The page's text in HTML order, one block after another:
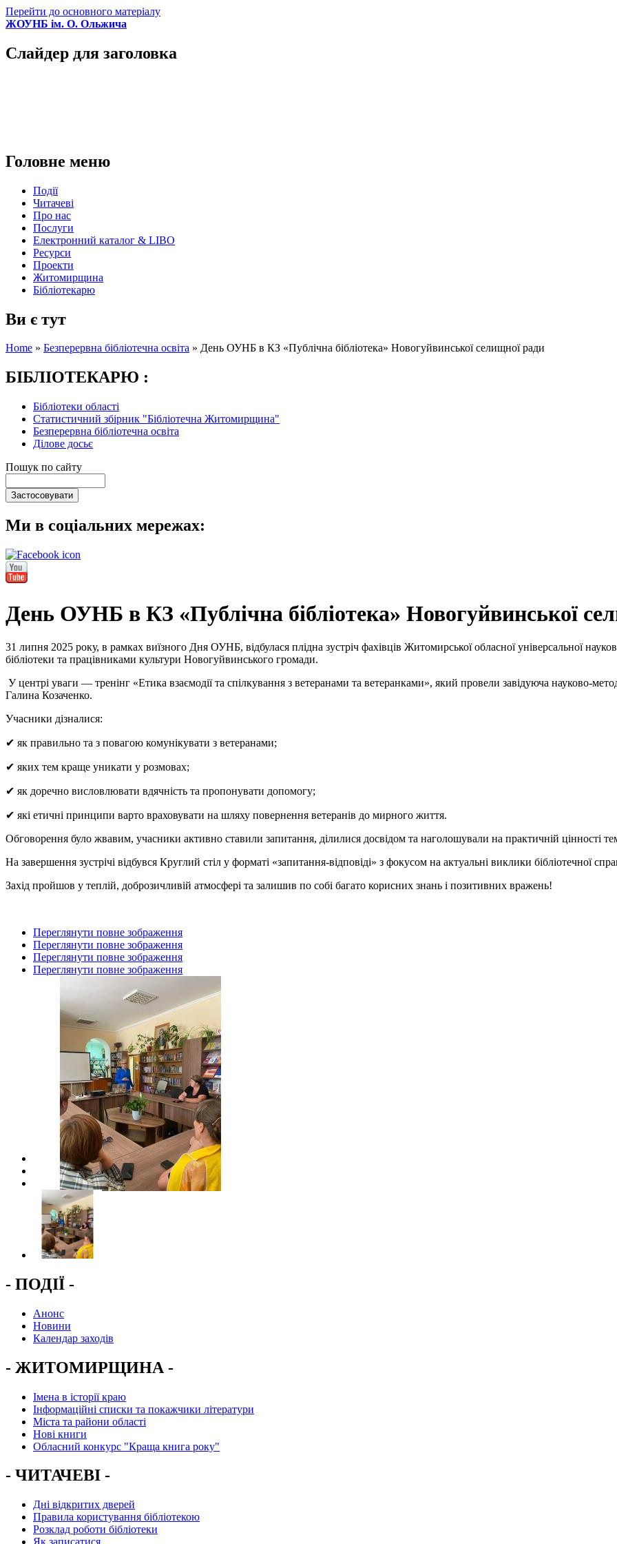
Перейти до основного матеріалу
ЖОУНБ ім. О. Ольжича
Слайдер для заголовка
Головне меню
Події
Читачеві
Про нас
Послуги
Електронний каталог & LIBO
Ресурси
Проекти
Житомирщина
Бібліотекарю
Ви є тут
Home » Безперервна бібліотечна освіта » День ОУНБ в КЗ «Публічна бібліотека» Новогуйвинської селищної ради
БІБЛІОТЕКАРЮ :
Бібліотеки області
Статистичний збірник "Бібліотечна Житомирщина"
Безперервна бібліотечна освіта
Ділове досьє
Пошук по сайту
Ми в соціальних мережах:
День ОУНБ в КЗ «Публічна бібліотека» Новогуйвинської
31 липня 2025 року, в рамках виїзного Дня ОУНБ, відбулася плідна зустріч фахівців Житомирської обласної універсальної
бібліотеки та працівниками культури Новогуйвинського громади.
У центрі уваги — тренінг «Етика взаємодії та спілкування з ветеранами та ветеранками», який провели завідуюча науково-
Галина Козаченко.
Учасники дізналися:
✔ як правильно та з повагою комунікувати з ветеранами;
✔ яких тем краще уникати у розмовах;
✔ як доречно висловлювати вдячність та пропонувати допомогу;
✔ які етичні принципи варто враховувати на шляху повернення ветеранів до мирного життя.
Обговорення було жвавим, учасники активно ставили запитання, ділилися досвідом та наголошували на практичній цінності
На завершення зустрічі відбувся Круглий стіл у форматі «запитання-відповіді» з фокусом на актуальні виклики бібліотечної
Захід пройшов у теплій, доброзичливій атмосфері та залишив по собі багато корисних знань і позитивних вражень!
Переглянути повне зображення
Переглянути повне зображення
Переглянути повне зображення
Переглянути повне зображення
- ПОДІЇ -
Анонс
Новини
Календар заходів
- ЖИТОМИРЩИНА -
Імена в історії краю
Інформаційні списки та покажчики літератури
Міста та райони області
Нові книги
Обласний конкурс "Краща книга року"
- ЧИТАЧЕВІ -
Дні відкритих дверей
Правила користування бібліотекою
Розклад роботи бібліотеки